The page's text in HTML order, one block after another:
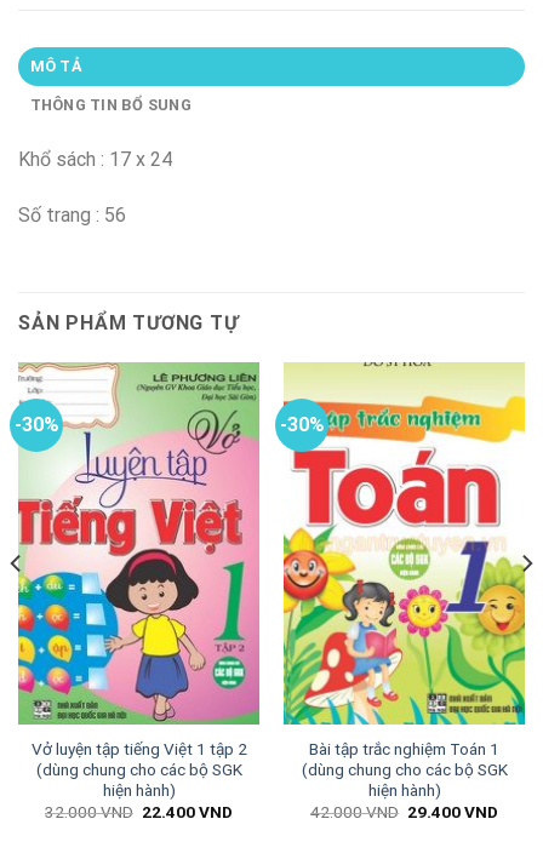
MÔ TẢ
THÔNG TIN BỔ SUNG
Khổ sách : 17 x 24
Số trang : 56
SẢN PHẨM TƯƠNG TỰ
-30%
Vở luyện tập tiếng Việt 1 tập 2
(dùng chung cho các bộ SGK
hiện hành)
32.000VND Giá
22.400VND
-30%
Bài tập trắc nghiệm Toán 1
(dùng chung cho các bộ SGK
hiện hành)
42.000VND Giá
29.400VND